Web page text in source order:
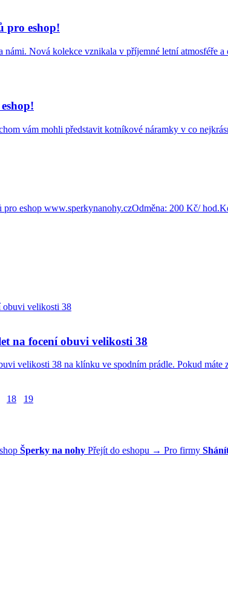
pro eshop!
námi. Nová kolekce vznikala v příjemné letní
vám mohli představit kotníkové náramky v co
eshop www.sperkynanohy.czOdměna: 200 Kč/
na focení obuvi velikosti 38
velikosti 38 na klínku ve spodním prádle. Pokud
18 19
Šperky na nohy Přejít do eshopu → Pro firmy